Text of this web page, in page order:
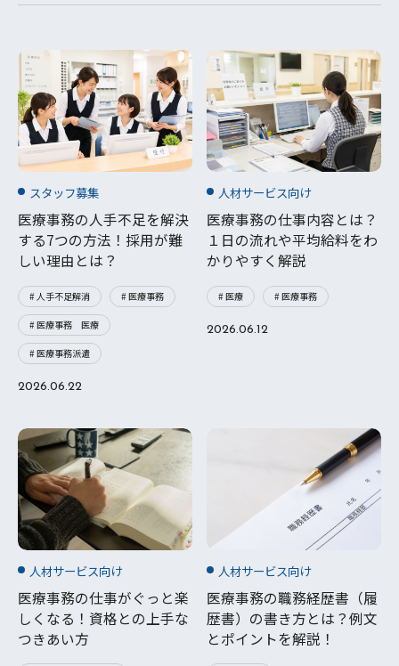
スタッフ募集
医療事務の人手不足を解決
する7つの方法！採用が難
しい理由とは？
# 人手不足解消 # 医療事務
# 医療事務 医療
# 医療事務派遣
2026.06.22
人材サービス向け
医療事務の仕事内容とは？
１日の流れや平均給料をわ
かりやすく解説
# 医療 # 医療事務
2026.06.12
人材サービス向け
医療事務の仕事がぐっと楽
しくなる！資格との上手な
つきあい方
人材サービス向け
医療事務の職務経歴書（履
歴書）の書き方とは？例文
とポイントを解説！